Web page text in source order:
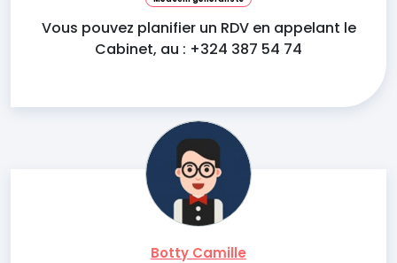
Vous pouvez planifier un RDV en appelant le
Cabinet, au : +324 387 54 74
Botty Camille